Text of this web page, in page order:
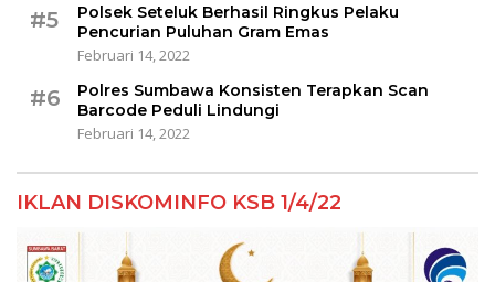
#5
Polsek Seteluk Berhasil Ringkus Pelaku
Pencurian Puluhan Gram Emas
Februari 14, 2022
#6
Polres Sumbawa Konsisten Terapkan Scan
Barcode Peduli Lindungi
Februari 14, 2022
IKLAN DISKOMINFO KSB 1/4/22